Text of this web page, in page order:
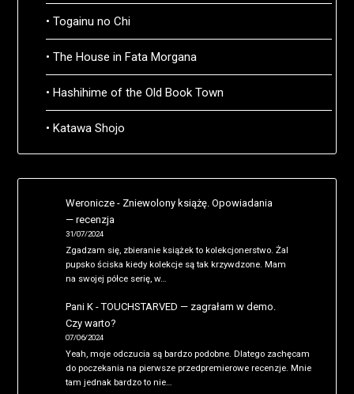
• Togainu no Chi
• The House in Fata Morgana
• Hashihime of the Old Book Town
• Katawa Shojo
Weronicze - Zniewolony książę. Opowiadania
— recenzja
31/07/2024
Zgadzam się, zbieranie książek to kolekcjonerstwo. Żal
pupsko ściska kiedy kolekcje są tak krzywdzone. Mam
na swojej półce serię, w…
Pani K -TOUCHSTARVED — zagrałam w demo.
Czy warto?
07/06/2024
Yeah, moje odczucia są bardzo podobne. Dlatego zachęcam
do poczekania na pierwsze przedpremierowe recenzje. Mnie
tam jednak bardzo to nie…